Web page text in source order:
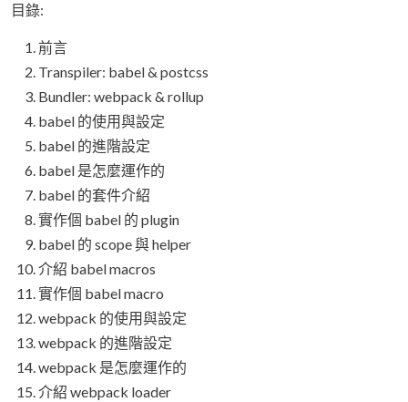
目錄:
前言
Transpiler: babel & postcss
Bundler: webpack & rollup
babel 的使用與設定
babel 的進階設定
babel 是怎麼運作的
babel 的套件介紹
實作個 babel 的 plugin
babel 的 scope 與 helper
介紹 babel macros
實作個 babel macro
webpack 的使用與設定
webpack 的進階設定
webpack 是怎麼運作的
介紹 webpack loader